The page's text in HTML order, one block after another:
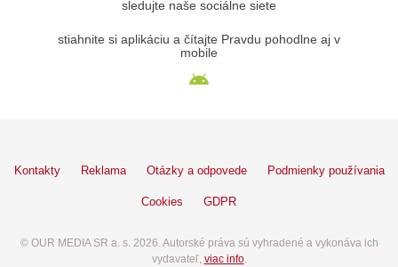
sledujte naše sociálne siete
stiahnite si aplikáciu a čítajte Pravdu pohodlne aj v
mobile
Kontakty Reklama Otázky a odpovede Podmienky používania
Cookies GDPR
© OUR MEDIA SR a. s. 2026. Autorské práva sú vyhradené a vykonáva ich
vydavateľ, viac info.